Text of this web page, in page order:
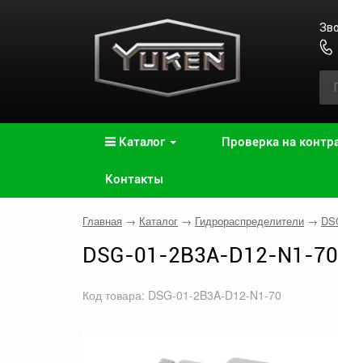
Каталог Проверка на
Контакты
Главная → Каталог → Гидрораспределители →
DSG-01-2B3A-D12-N1-70
Код товара: DSG-01-2B3A-D12-N1-70